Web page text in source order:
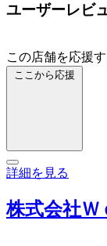
ユーザーレビ
この店舗を応援す
ここから応援
詳細を見る
株式会社Ｗ